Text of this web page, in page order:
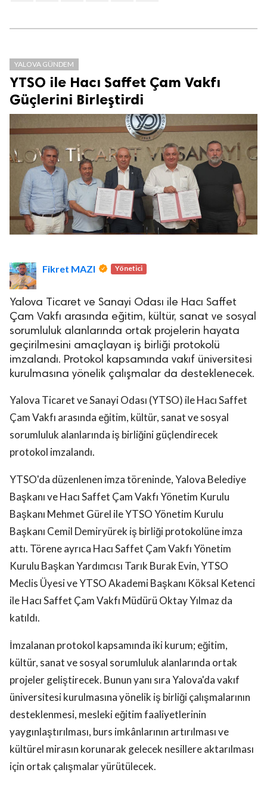
YALOVA GÜNDEM
YTSO ile Hacı Saffet Çam Vakfı
Güçlerini Birleştirdi
Fikret MAZI Yönetici
Yalova Ticaret ve Sanayi Odası ile Hacı Saffet
Çam Vakfı arasında eğitim, kültür, sanat ve sosyal
sorumluluk alanlarında ortak projelerin hayata
geçirilmesini amaçlayan iş birliği protokolü
imzalandı. Protokol kapsamında vakıf üniversitesi
kurulmasına yönelik çalışmalar da desteklenecek.
Yalova Ticaret ve Sanayi Odası (YTSO) ile Hacı Saffet
Çam Vakfı arasında eğitim, kültür, sanat ve sosyal
sorumluluk alanlarında iş birliğini güçlendirecek
protokol imzalandı.
YTSO'da düzenlenen imza töreninde, Yalova Belediye
Başkanı ve Hacı Saffet Çam Vakfı Yönetim Kurulu
Başkanı Mehmet Gürel ile YTSO Yönetim Kurulu
Başkanı Cemil Demiryürek iş birliği protokolüne imza
attı. Törene ayrıca Hacı Saffet Çam Vakfı Yönetim
Kurulu Başkan Yardımcısı Tarık Burak Evin, YTSO
Meclis Üyesi ve YTSO Akademi Başkanı Köksal Ketenci
ile Hacı Saffet Çam Vakfı Müdürü Oktay Yılmaz da
katıldı.
İmzalanan protokol kapsamında iki kurum; eğitim,
kültür, sanat ve sosyal sorumluluk alanlarında ortak
projeler geliştirecek. Bunun yanı sıra Yalova'da vakıf
üniversitesi kurulmasına yönelik iş birliği çalışmalarının
desteklenmesi, mesleki eğitim faaliyetlerinin
yaygınlaştırılması, burs imkânlarının artırılması ve
kültürel mirasın korunarak gelecek nesillere aktarılması
için ortak çalışmalar yürütülecek.